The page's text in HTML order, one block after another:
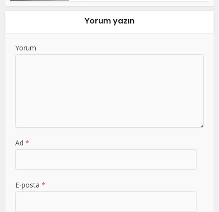
Yorum yazın
Yorum
Ad*
E-posta*